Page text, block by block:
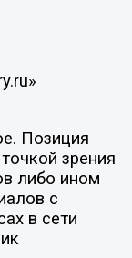
Позиция
зрения
либо ином
с
в сети